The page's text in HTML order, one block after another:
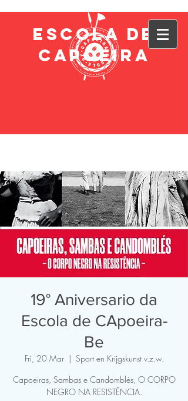
ESCOLA DE
CAPOEIRA
19° Aniversario da
Escola de CApoeira-
Be
Fri, 20 Mar
  |
Sport en Krijgskunst v.z.w.
Capoeiras, Sambas e Candomblés, O CORPO
NEGRO NA RESISTÊNCIA.